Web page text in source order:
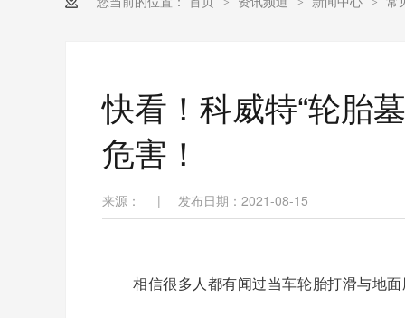
快看！科威特“轮胎
危害！
来源： | 发布日期：2021-08-15
相信很多人都有闻过当车轮胎打滑与地